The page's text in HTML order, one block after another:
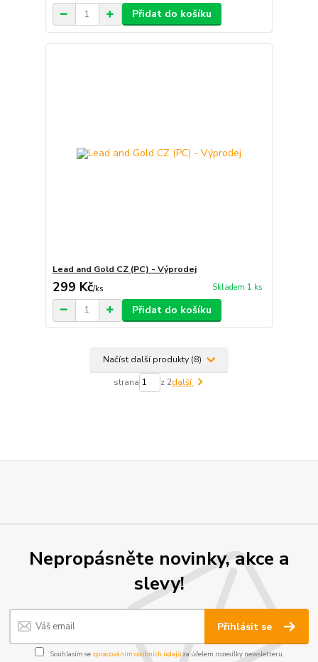
Přidat do košíku
Lead and Gold CZ (PC) - Výprodej
299 Kč/ks Skladem 1 ks
Přidat do košíku
Načíst další produkty (8)
strana z 2další
Nepropásněte novinky, akce a
slevy!
Přihlásit se
Souhlasím se zpracováním osobních údajůza účelem rozesílky newsletteru.